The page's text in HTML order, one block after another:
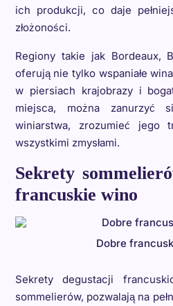
ich produkcji, co daje
złożoności.
Regiony takie jak Bordeaux,
oferują nie tylko wspaniałe
w piersiach krajobrazy i
miejsca, można zanurzyć
winiarstwa, zrozumieć jego
wszystkimi zmysłami.
Sekrety
francuskie wino
Dobre
Sekrety degustacji
sommelierów, pozwalają na